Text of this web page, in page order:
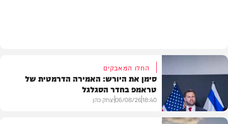
החלו המאבקים
סימן את היורש: האמירה הדרמטית של
טראמפ בחדר הסגלגל
18:40
06/08/26יצחק כהן